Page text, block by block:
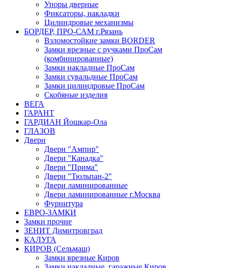
Упоры дверные
Фиксаторы, накладки
Цилиндровые механизмы
БОРДЕР, ПРО-САМ г.Рязань
Взломостойкие замки BORDER
Замки врезные с ручками ПроСам
(комбинированные)
Замки накладные ПроСам
Замки сувальдные ПроСам
Замки цилиндровые ПроСам
Скобяные изделия
ВЕГА
ГАРАНТ
ГАРДИАН Йошкар-Ола
ГЛАЗОВ
Двери
Двери "Ампир"
Двери "Канадка"
Двери "Прима"
Двери "Тюльпан-2"
Двери ламинированные
Двери ламинированные г.Москва
Фурнитура
ЕВРО-ЗАМКИ
Замки прочие
ЗЕНИТ Димитровград
КАЛУГА
КИРОВ (Сельмаш)
Замки врезные Киров